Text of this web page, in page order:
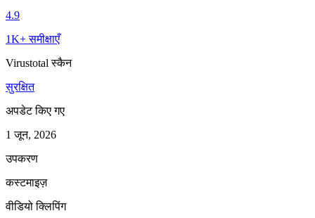
4.9
1K+ समीक्षाएँ
Virustotal स्कैन
सुरक्षित
अपडेट किए गए
1 जून, 2026
उपकरण
कस्टमाइज़
वीडियो क्लिपिंग